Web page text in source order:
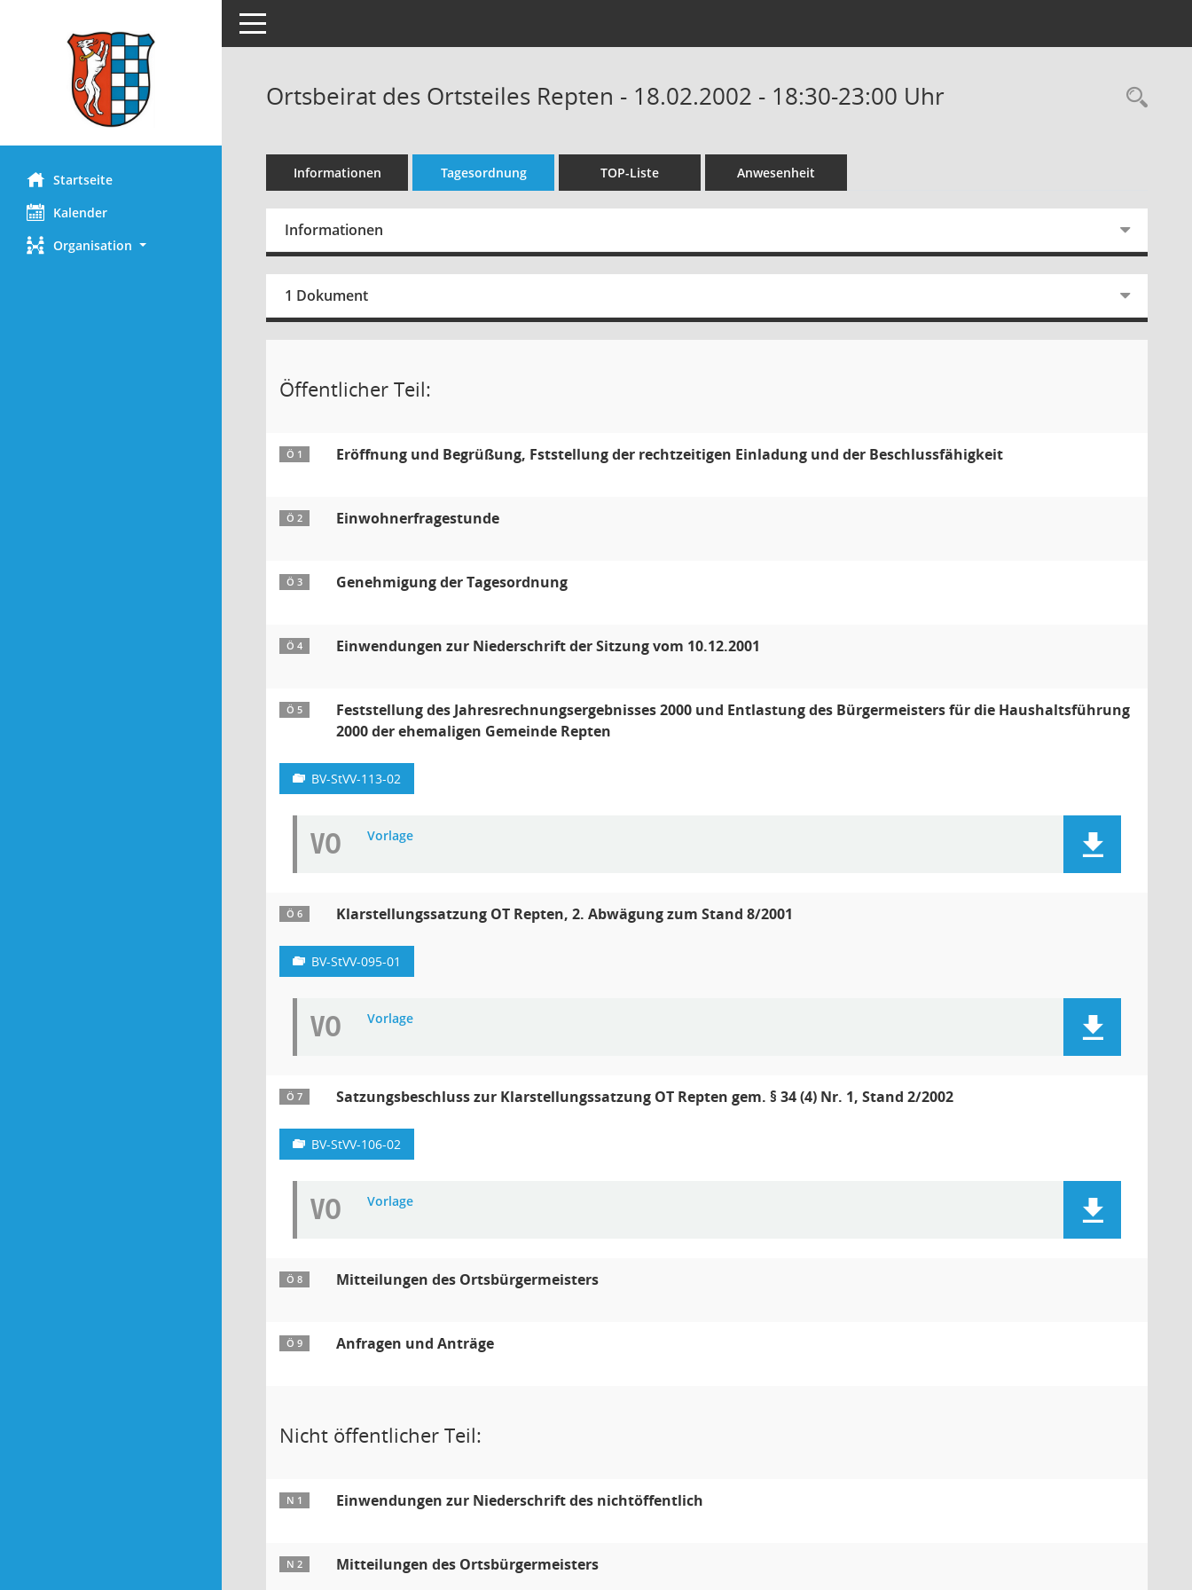
Startseite
Kalender
Organisation
Toggle navigation
Ortsbeirat des Ortsteiles Repten - 18.02.2002 - 18:30-23:00 Uhr
Informationen Tagesordnung TOP-Liste Anwesenheit
Informationen
1 Dokument
Öffentlicher Teil:
Ö 1 Eröffnung und Begrüßung, Fststellung der rechtzeitigen Einladung und der Beschlussfähigkeit
Ö 2 Einwohnerfragestunde
Ö 3 Genehmigung der Tagesordnung
Ö 4 Einwendungen zur Niederschrift der Sitzung vom 10.12.2001
Ö 5
Feststellung des Jahresrechnungsergebnisses 2000 und Entlastung des Bürgermeisters für die Haushaltsführung
2000 der ehemaligen Gemeinde Repten
BV-StVV-113-02
VO Vorlage
Ö 6 Klarstellungssatzung OT Repten, 2. Abwägung zum Stand 8/2001
BV-StVV-095-01
VO Vorlage
Ö 7 Satzungsbeschluss zur Klarstellungssatzung OT Repten gem. § 34 (4) Nr. 1, Stand 2/2002
BV-StVV-106-02
VO Vorlage
Ö 8 Mitteilungen des Ortsbürgermeisters
Ö 9 Anfragen und Anträge
Nicht öffentlicher Teil:
N 1 Einwendungen zur Niederschrift des nichtöffentlich
N 2 Mitteilungen des Ortsbürgermeisters